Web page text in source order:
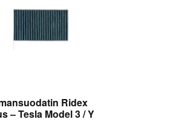
Ridex
– Tesla Model 3 / Y